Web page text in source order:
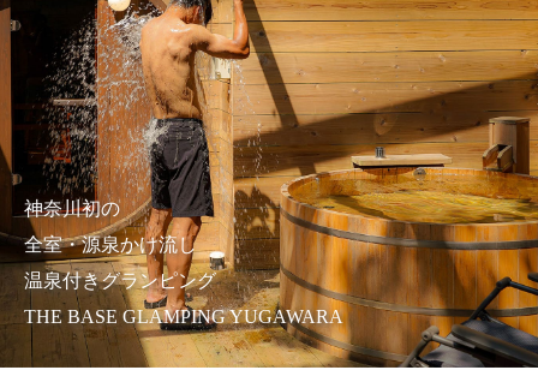
神奈川初の
全室・源泉かけ流し
温泉付きグランピング
THE BASE GLAMPING YUGAWARA